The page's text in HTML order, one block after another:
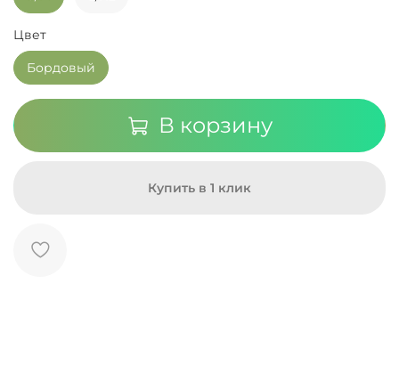
В корзину
Купить в 1 клик
Цвет
Бордовый